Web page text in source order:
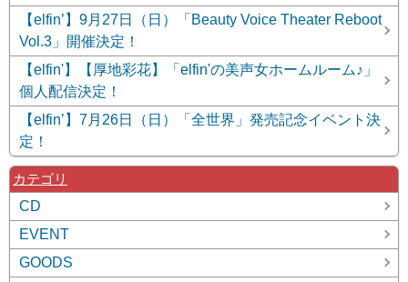
【elfin’】9月27日（日）「Beauty Voice Theater Reboot
Vol.3」開催決定！
【elfin'】【厚地彩花】「elfin'の美声女ホームルーム♪」
個人配信決定！
【elfin’】7月26日（日）「全世界」発売記念イベント決
定！
カテゴリ
CD
EVENT
GOODS